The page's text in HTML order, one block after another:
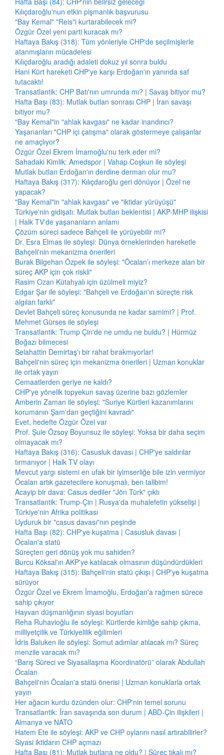
Kılıçdaroğlu'nun etkin pişmanlık başvurusu
"Bay Kemal" "Reis"i kurtarabilecek mi?
Özgür Özel yeni parti kuracak mı?
Haftaya Bakış (318): Tüm yönleriyle CHP'de seçilmişlerle
atanmışların mücadelesi
Kılıçdaroğlu aradığı adaleti dokuz yıl sonra buldu
Hani Kürt hareketi CHP'ye karşı Erdoğan'ın yanında saf
tutacaktı!
Transatlantik: CHP Batı'nın umrunda mı? | Savaş bitiyor mu?
Hafta Başı (83): Mutlak butlan sonrası CHP | İran savaşı
bitiyor mu?
"Bay Kemal"in "ahlak kavgası" ne kadar inandırıcı?
Yaşananları "CHP içi çatışma" olarak göstermeye çalışanlar
ne amaçlıyor?
Özgür Özel Ekrem İmamoğlu'nu terk eder mi?
Sahadaki Kimlik: Amedspor | Vahap Coşkun ile söyleşi
Mutlak butlan Erdoğan'ın derdine derman olur mu?
Haftaya Bakış (317): Kılıçdaroğlu geri dönüyor | Özel ne
yapacak?
"Bay Kemal"in "ahlak kavgası" ve "iktidar yürüyüşü"
Türkiye'nin gidişatı: Mutlak butlan beklentisi | AKP-MHP ilişkisi
| Halk TV'de yaşananların anlamı
Çözüm süreci sadece Bahçeli ile yürüyebilir mi?
Dr. Esra Elmas ile söyleşi: Dünya örneklerinden hareketle
Bahçeli'nin mekanizma önerileri
Burak Bilgehan Özpek ile söyleşi: "Öcalan’ı merkeze alan bir
süreç AKP için çok riskli"
Rasim Ozan Kütahyalı için üzülmeli miyiz?
Edgar Şar ile söyleşi: "Bahçeli ve Erdoğan'ın süreçte risk
algıları farklı"
Devlet Bahçeli süreç konusunda ne kadar samimi? | Prof.
Mehmet Gürses ile söyleşi
Transatlantik: Trump Çin'de ne umdu ne buldu? | Hürmüz
Boğazı bilmecesi
Selahattin Demirtaş'ı bir rahat bırakmıyorlar!
Bahçeli'nin süreç için mekanizma önerileri | Uzman konuklar
ile ortak yayın
Cemaatlerden geriye ne kaldı?
CHP'ye yönelik topyekun savaş üzerine bazı gözlemler
Amberin Zaman ile söyleşi: "Suriye Kürtleri kazanımlarını
korumanın Şam'dan geçtiğini kavradı"
Evet, hedefte Özgür Özel var
Prof. Şule Özsoy Boyunsuz ile söyleşi: Yoksa bir daha seçim
olmayacak mı?
Haftaya Bakış (316): Casusluk davası | CHP'ye saldırılar
tırmanıyor | Halk TV olayı
Mevcut yargı sistemi en ufak bir iyimserliğe bile izin vermiyor
Öcalan artık gazetecilere konuşmalı, ben talibim!
Acayip bir dava: Casus dediler "Jön Türk" çıktı
Transatlantik: Trump-Çin | Rusya'da muhalefetin yükselişi |
Türkiye'nin Afrika politikası
Uyduruk bir "casus davası"nın peşinde
Hafta Başı (82): CHP'ye kuşatma | Casusluk davası |
Öcalan'a statü
Süreçten geri dönüş yok mu sahiden?
Burcu Köksal'ın AKP'ye katılacak olmasının düşündürdükleri
Haftaya Bakış (315): Bahçeli'nin statü çıkışı | CHP'ye kuşatma
sürüyor
Özgür Özel ve Ekrem İmamoğlu, Erdoğan'a rağmen sürece
sahip çıkıyor
Hayvan düşmanlığının siyasi boyutları
Reha Ruhavioğlu ile söyleşi: Kürtlerde kimliğe sahip çıkma,
milliyetçilik ve Türkiyelilik eğilimleri
İdris Baluken ile söyleşi: Somut adımlar atılacak mı? Süreç
menzile varacak mı?
“Barış Süreci ve Siyasallaşma Koordinatörü” olarak Abdullah
Öcalan
Bahçeli'nin Öcalan'a statü önerisi | Uzman konuklarla ortak
yayın
Her ağacın kurdu özünden olur: CHP'nin temel sorunu
Transatlantik: İran savaşında son durum | ABD-Çin ilişkileri |
Almanya ve NATO
Hatem Ete ile söyleşi: AKP ve CHP oylarını nasıl artırabilirler?
Siyasi iktidarın CHP açmazı
Hafta Başı (81): Mutlak butlana ne oldu? | Süreç tıkalı mı?